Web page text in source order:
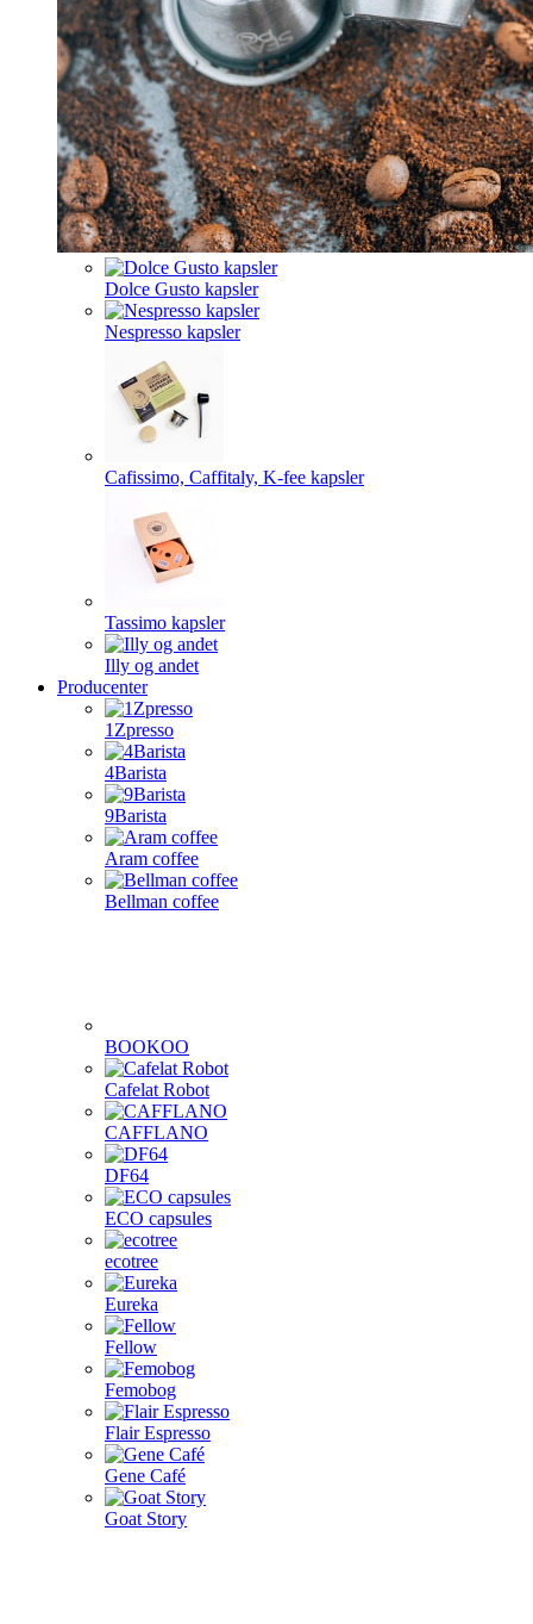
Dolce Gusto kapsler
Nespresso kapsler
Cafissimo, Caffitaly, K-fee kapsler
Tassimo kapsler
Illy og andet
Producenter
1Zpresso
4Barista
9Barista
Aram coffee
Bellman coffee
BOOKOO
Cafelat Robot
CAFFLANO
DF64
ECO capsules
ecotree
Eureka
Fellow
Femobog
Flair Espresso
Gene Café
Goat Story